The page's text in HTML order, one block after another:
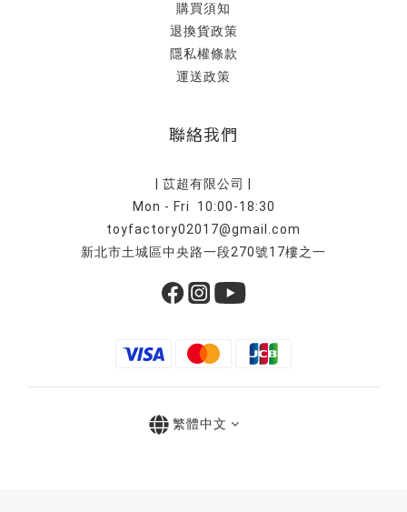
購買須知
退換貨政策
隱私權條款
運送政策
聯絡我們
| 苡超有限公司 |
Mon - Fri 10:00-18:30
toyfactory02017@gmail.com
新北市土城區中央路一段270號17樓之一
繁體中文